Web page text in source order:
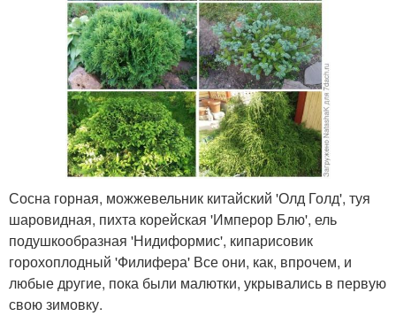
Сосна горная, можжевельник китайский 'Олд Голд', туя
шаровидная, пихта корейская 'Имперор Блю', ель
подушкообразная 'Нидиформис', кипарисовик
горохоплодный 'Филифера' Все они, как, впрочем, и
любые другие, пока были малютки, укрывались в первую
свою зимовку.